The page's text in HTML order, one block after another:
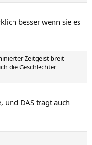
besser wenn sie es
Zeitgeist breit
die Geschlechter
und DAS trägt auch